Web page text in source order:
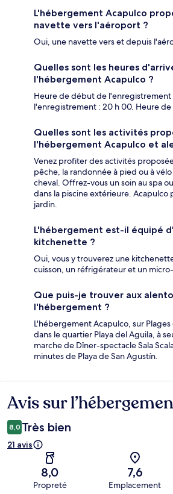
L'hébergement Acapulco
navette vers l'aéroport ?
Oui, une navette vers et depuis
Quelles sont les heures
l'hébergement Acapulco ?
Heure de début de l'enregistrement
l'enregistrement : 20 h 00. Heure de
Quelles sont les activités
l'hébergement Acapulco et
Venez profiter des activités
pêche, la randonnée à pied ou à
cheval. Offrez-vous un soin au spa
dans la piscine extérieure.
jardin.
L'hébergement est-il équipé
kitchenette ?
Oui, vous y trouverez une
cuisson, un réfrigérateur et un
Que puis-je trouver aux
l'hébergement ?
L'hébergement Acapulco, sur Plages
dans le quartier Playa del Aguila, à
marche de Dîner-spectacle Sala
minutes de Playa de San Agustín.
Avis
Avis sur
8,0 Très bien
21 avis
8,0
Propreté
7,6
Emplacement